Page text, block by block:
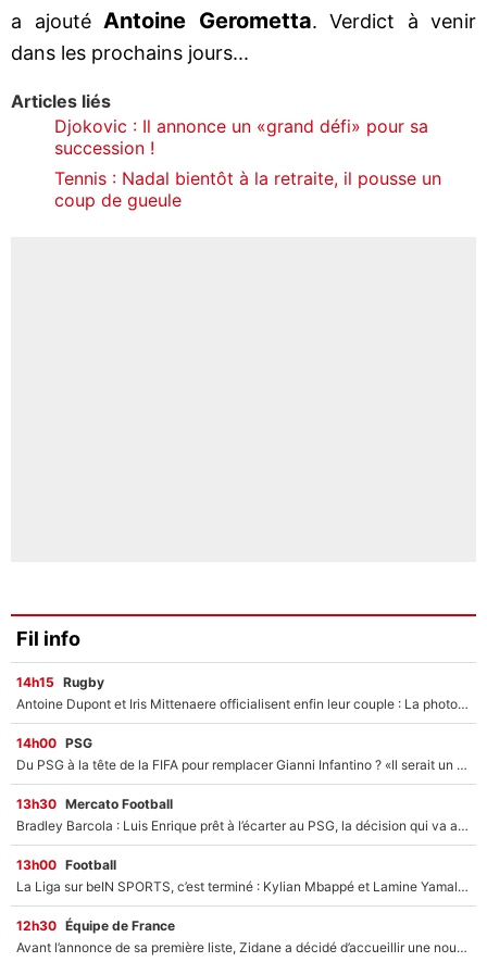
a ajouté Antoine Gerometta. Verdict à venir
dans les prochains jours...
Articles liés
Djokovic : Il annonce un «grand défi» pour sa
succession !
Tennis : Nadal bientôt à la retraite, il pousse un
coup de gueule
Fil info
14h15 Rugby
Antoine Dupont et Iris Mittenaere officialisent enfin leur couple : La photo qui enflamme les réseaux sociaux
14h00 PSG
Du PSG à la tête de la FIFA pour remplacer Gianni Infantino ? «Il serait un mauvais président», le patron de la Liga s'attaque à Nasser Al-Khelaïfi !
13h30 Mercato Football
Bradley Barcola : Luis Enrique prêt à l’écarter au PSG, la décision qui va accélérer son transfert à Liverpool ?
13h00 Football
La Liga sur beIN SPORTS, c’est terminé : Kylian Mbappé et Lamine Yamal changent de chaîne, «le moment était venu d'ouvrir un nouveau chapitre»
12h30 Équipe de France
Avant l’annonce de sa première liste, Zidane a décidé d’accueillir une nouvelle tête en équipe de France